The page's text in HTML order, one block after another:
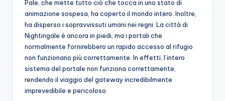
Pale, che mette tutto ciò che tocca in uno stato di
animazione sospesa, ha coperto il mondo intero. Inoltre,
ha disperso i sopravvissuti umani nei regni. La città di
Nightingale è ancora in piedi, ma i portali che
normalmente fornirebbero un rapido accesso al rifugio
non funzionano più correttamente. In effetti, l’intero
sistema del portale non funziona correttamente,
rendendo il viaggio del gateway incredibilmente
imprevedibile e pericoloso.